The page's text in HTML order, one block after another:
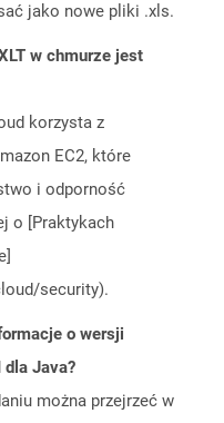
jako nowe pliki .xls.
w chmurze jest
korzysta z
EC2, które
i odporność
o [Praktykach
security).
o wersji
dla Java?
można przejrzeć w